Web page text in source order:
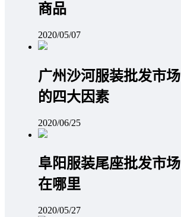
商品
2020/05/07
广州沙河服装批发市场
的四大因素
2020/06/25
阜阳服装尾座批发市场
在哪里
2020/05/27